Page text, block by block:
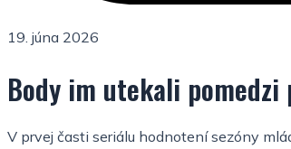
19. júna 2026
Body im utekali
V prvej časti seriálu hodnotení sezóny